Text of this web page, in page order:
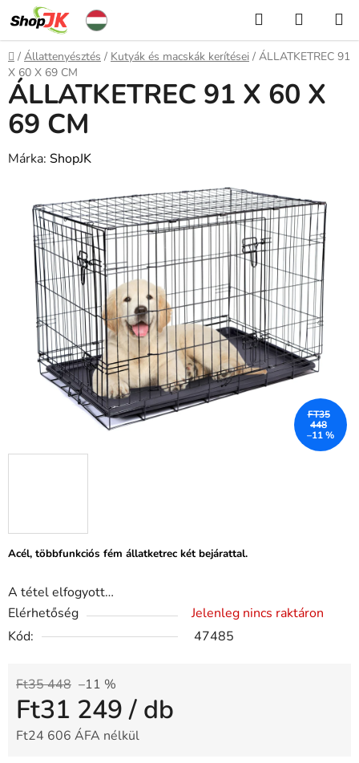
Ugrás
fő
tartalomhoz
KeresésKOSÁR
Kezdőlap
/ Állattenyésztés / Kutyák és macskák kerítései / ÁLLATKETREC 91
X 60 X 69 CM
Acél, többfunkciós fém állatketrec két bejárattal.
A tétel elfogyott…
Elérhetőség
Jelenleg nincs raktáron
Kód:
47485
Ft35 448 –11 %
Ft31 249/ db
Ft24 606 ÁFA nélkül
ÁLLATKETREC 91 X 60 X
69 CM
Márka: ShopJK
FT35
448
–11 %